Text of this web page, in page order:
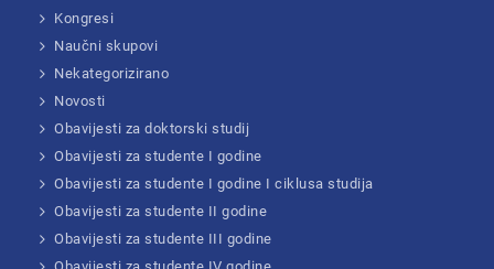
Kongresi
Naučni skupovi
Nekategorizirano
Novosti
Obavijesti za doktorski studij
Obavijesti za studente I godine
Obavijesti za studente I godine I ciklusa studija
Obavijesti za studente II godine
Obavijesti za studente III godine